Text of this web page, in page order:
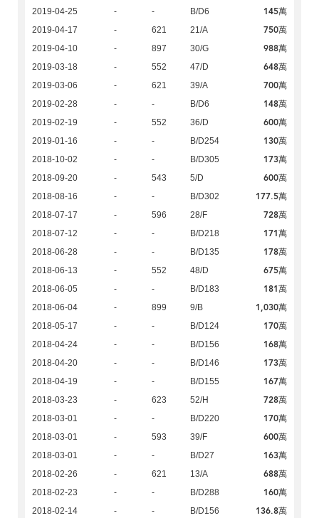
2019-04-25 - - B/D6 145萬
2019-04-17 - 621 21/A 750萬
2019-04-10 - 897 30/G 988萬
2019-03-18 - 552 47/D 648萬
2019-03-06 - 621 39/A 700萬
2019-02-28 - - B/D6 148萬
2019-02-19 - 552 36/D 600萬
2019-01-16 - - B/D254 130萬
2018-10-02 - - B/D305 173萬
2018-09-20 - 543 5/D 600萬
2018-08-16 - - B/D302 177.5萬
2018-07-17 - 596 28/F 728萬
2018-07-12 - - B/D218 171萬
2018-06-28 - - B/D135 178萬
2018-06-13 - 552 48/D 675萬
2018-06-05 - - B/D183 181萬
2018-06-04 - 899 9/B 1,030萬
2018-05-17 - - B/D124 170萬
2018-04-24 - - B/D156 168萬
2018-04-20 - - B/D146 173萬
2018-04-19 - - B/D155 167萬
2018-03-23 - 623 52/H 728萬
2018-03-01 - - B/D220 170萬
2018-03-01 - 593 39/F 600萬
2018-03-01 - - B/D27 163萬
2018-02-26 - 621 13/A 688萬
2018-02-23 - - B/D288 160萬
2018-02-14 - - B/D156 136.8萬